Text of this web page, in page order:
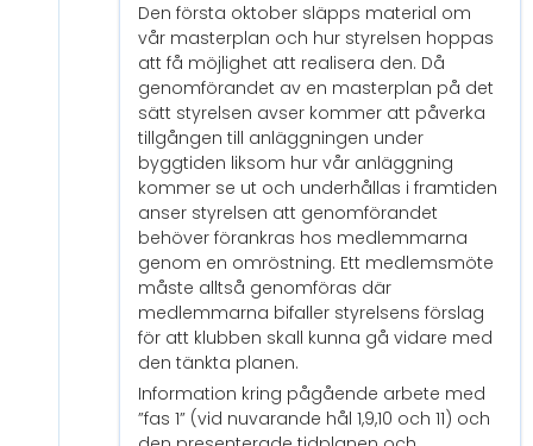
Den första oktober släpps material om
vår masterplan och hur styrelsen hoppas
att få möjlighet att realisera den. Då
genomförandet av en masterplan på det
sätt styrelsen avser kommer att påverka
tillgången till anläggningen under
byggtiden liksom hur vår anläggning
kommer se ut och underhållas i framtiden
anser styrelsen att genomförandet
behöver förankras hos medlemmarna
genom en omröstning. Ett medlemsmöte
måste alltså genomföras där
medlemmarna bifaller styrelsens förslag
för att klubben skall kunna gå vidare med
den tänkta planen.
Information kring pågående arbete med
”fas 1” (vid nuvarande hål 1,9,10 och 11) och